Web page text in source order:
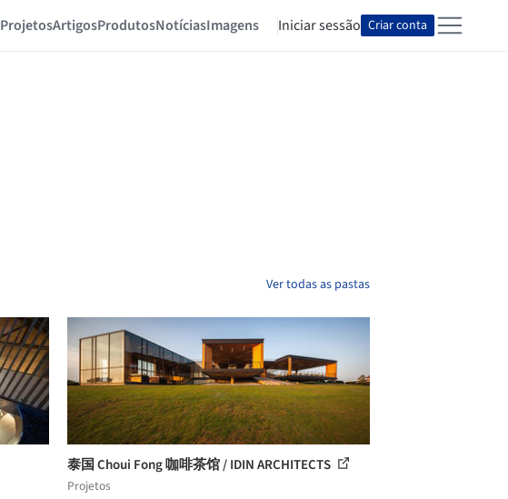
ProjetosArtigosProdutosNotíciasImagens Iniciar sessão Criar conta
Ver todas as pastas
泰国 Choui Fong 咖啡茶馆 / IDIN ARCHITECTS
Projetos